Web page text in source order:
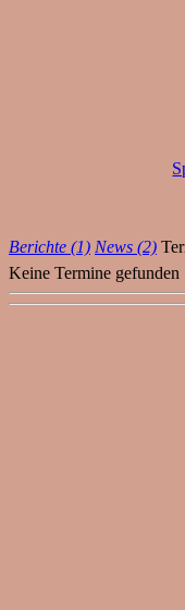
Berichte (1) News (2)
Keine Termine gefunden